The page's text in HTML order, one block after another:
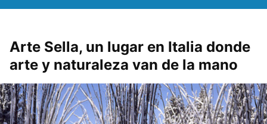
Arte Sella, un lugar en Italia donde
arte y naturaleza van de la mano